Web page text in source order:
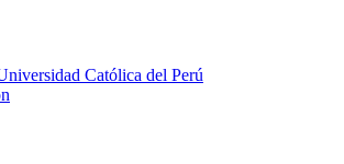
Católica del Perú